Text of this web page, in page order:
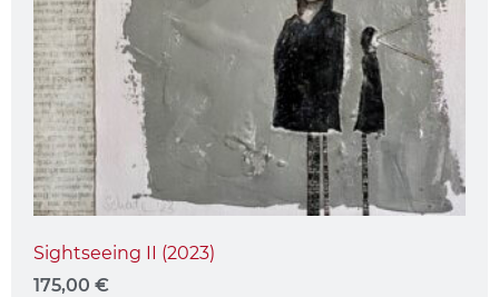
Sightseeing II (2023)
175,00 €